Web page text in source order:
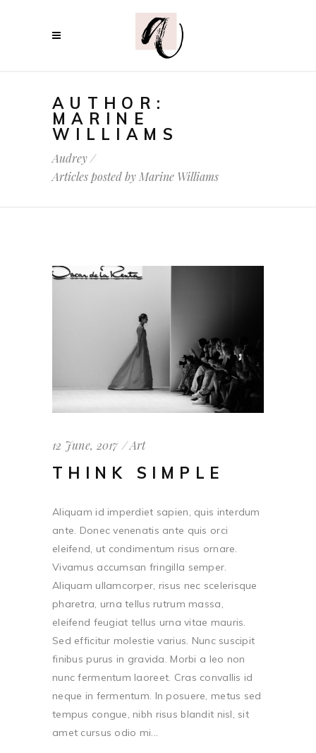
AUTHOR:
MARINE
WILLIAMS
Audrey/
Articles posted by Marine Williams
12 June, 2017 Art
THINK SIMPLE
Aliquam id imperdiet sapien, quis interdum
ante. Donec venenatis ante quis orci
eleifend, ut condimentum risus ornare.
Vivamus accumsan fringilla semper.
Aliquam ullamcorper, risus nec scelerisque
pharetra, urna tellus rutrum massa,
eleifend feugiat tellus urna vitae mauris.
Sed efficitur molestie varius. Nunc suscipit
finibus purus in gravida. Morbi a leo non
nunc fermentum laoreet. Cras convallis id
neque in fermentum. In posuere, metus sed
tempus congue, nibh risus blandit nisl, sit
amet cursus odio mi...